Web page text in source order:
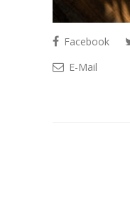
Facebook
E-Mail